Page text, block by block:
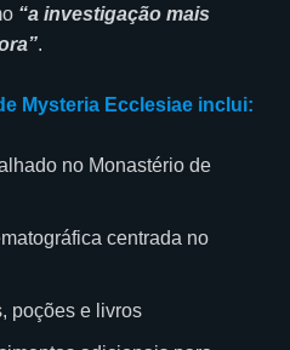
“a investigação mais
.
Mysteria Ecclesiae inclui:
no Monastério de
centrada no
poções e livros